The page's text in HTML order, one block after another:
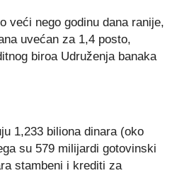
veći nego godinu dana ranije,
uvećan za 1,4 posto,
biroa Udruženja banaka
1,233 biliona dinara (oko
su 579 milijardi gotovinski
stambeni i krediti za